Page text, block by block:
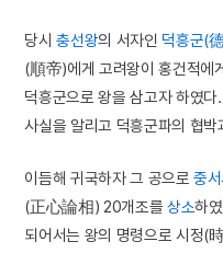
당시충선왕의 서자인 덕흥군(
(順帝)에게 고려왕이 홍건적에
덕흥군으로 왕을 삼고자 하였
사실을 알리고 덕흥군파의 협
이듬해 귀국하자 그 공으로중
(正心論相) 20개조를 상소하
되어서는 왕의 명령으로 시정(